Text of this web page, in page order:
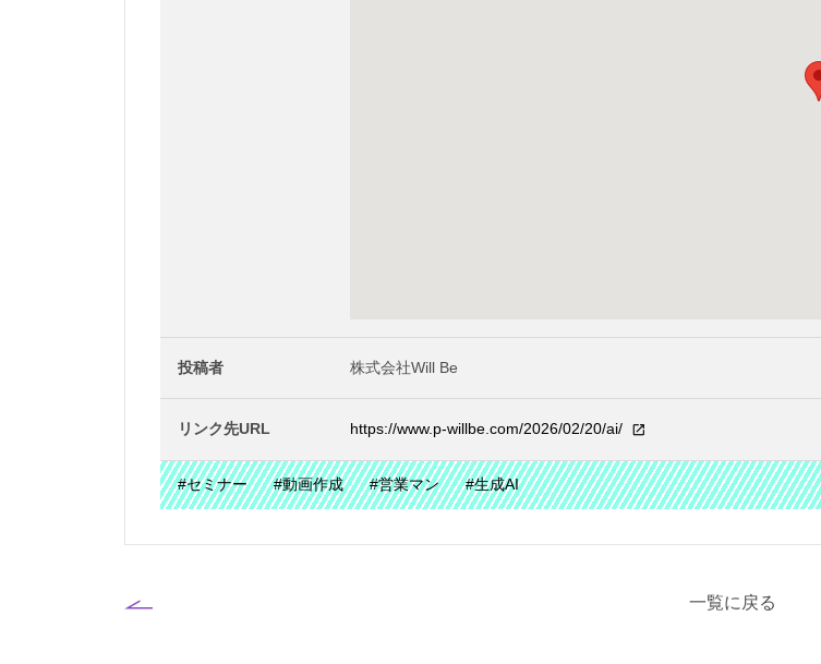
投稿者 株式会社Will Be
リンク先URL https://www.p-willbe.com/2026/02/20/ai/
#セミナー #動画作成 #営業マン #生成AI
一覧に戻る